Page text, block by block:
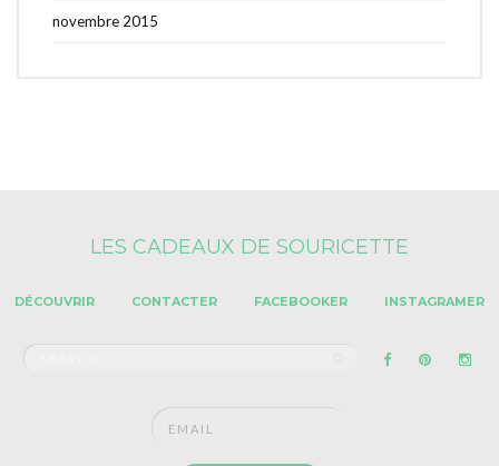
novembre 2015
LES CADEAUX DE SOURICETTE
DÉCOUVRIR CONTACTER FACEBOOKER INSTAGRAMER
Search
SEARCH